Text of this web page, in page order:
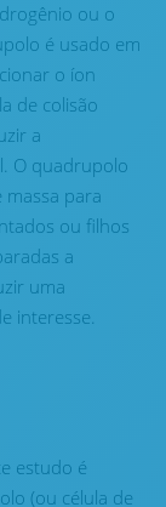
ou o
é usado em
o íon
de colisão
a
O quadrupolo
para
ou filhos
a
uma
interesse.
estudo é
(ou célula de